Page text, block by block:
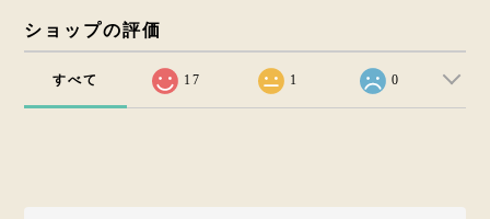
ショップの評価
すべて 17 1 0